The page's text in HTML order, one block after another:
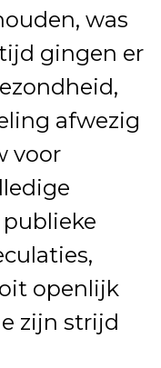
was
gingen er
afwezig
voor
openlijk
zijn strijd